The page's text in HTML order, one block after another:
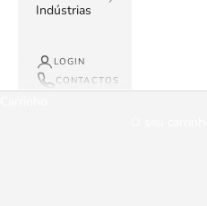
Indústrias
LOGIN
CONTACTOS